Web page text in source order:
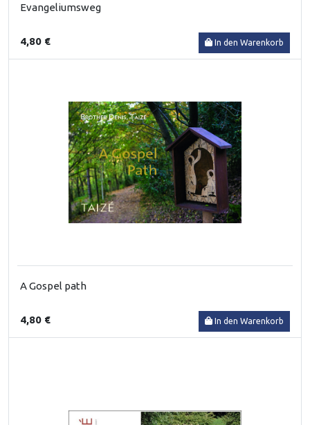
Evangeliumsweg
4,80 € In den Warenkorb
A Gospel path
4,80 € In den Warenkorb